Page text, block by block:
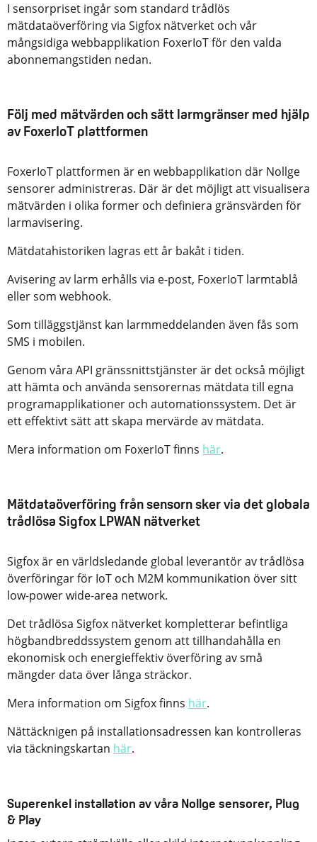
I sensorpriset ingår som standard trådlös
mätdataöverföring via Sigfox nätverket och vår
mångsidiga webbapplikation FoxerIoT för den valda
abonnemangstiden nedan.
Följ med mätvärden och sätt larmgränser med hjälp
av FoxerIoT plattformen
FoxerIoT plattformen är en webbapplikation där Nollge
sensorer administreras. Där är det möjligt att visualisera
mätvärden i olika former och definiera gränsvärden för
larmavisering.
Mätdatahistoriken lagras ett år bakåt i tiden.
Avisering av larm erhålls via e-post, FoxerIoT larmtablå
eller som webhook.
Som tilläggstjänst kan larmmeddelanden även fås som
SMS i mobilen.
Genom våra API gränssnittstjänster är det också möjligt
att hämta och använda sensorernas mätdata till egna
programapplikationer och automationssystem. Det är
ett effektivt sätt att skapa mervärde av mätdata.
Mera information om FoxerIoT finns här.
Mätdataöverföring från sensorn sker via det globala
trådlösa Sigfox LPWAN nätverket
Sigfox är en världsledande global leverantör av trådlösa
överföringar för IoT och M2M kommunikation över sitt
low-power wide-area network.
Det trådlösa Sigfox nätverket kompletterar befintliga
högbandbreddssystem genom att tillhandahålla en
ekonomisk och energieffektiv överföring av små
mängder data över långa sträckor.
Mera information om Sigfox finns här.
Nättäcknigen på installationsadressen kan kontrolleras
via täckningskartan här.
Superenkel installation av våra Nollge sensorer, Plug
& Play